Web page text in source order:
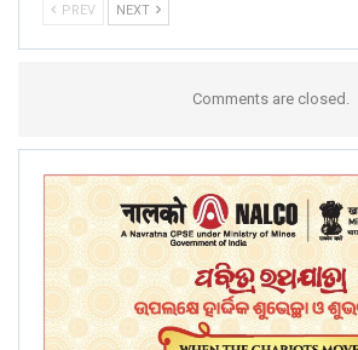
PREV NEXT
Comments are closed.